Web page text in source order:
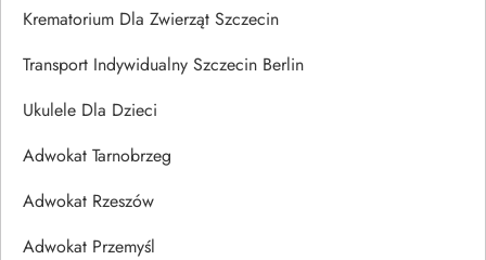
Krematorium Dla Zwierząt Szczecin
Transport Indywidualny Szczecin Berlin
Ukulele Dla Dzieci
Adwokat Tarnobrzeg
Adwokat Rzeszów
Adwokat Przemyśl